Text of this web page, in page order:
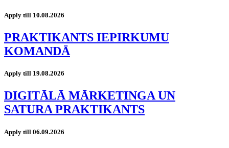
Apply till 10.08.2026
PRAKTIKANTS IEPIRKUMU
KOMANDĀ
Apply till 19.08.2026
DIGITĀLĀ MĀRKETINGA UN
SATURA PRAKTIKANTS
Apply till 06.09.2026